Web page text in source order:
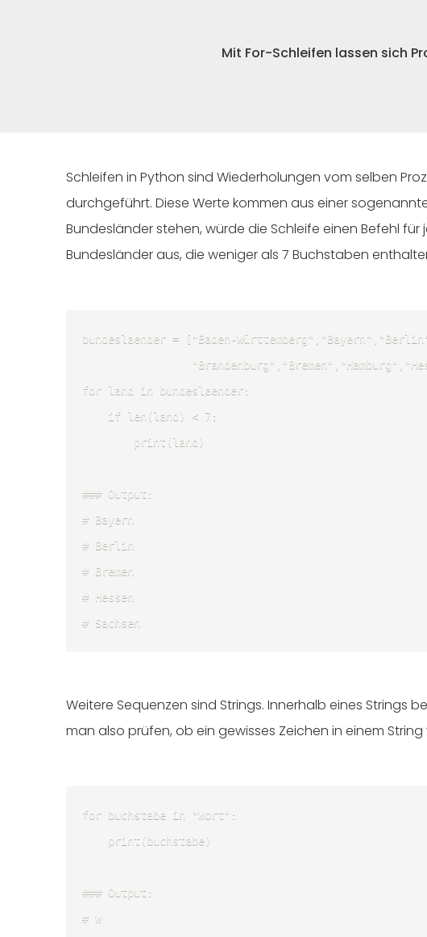
Mit For-Schleifen lassen sich
Schleifen in Python sind Wiederholungen vom selben
durchgeführt. Diese Werte kommen aus einer
Bundesländer stehen, würde die Schleife einen Befehl
Bundesländer aus, die weniger als 7 Buchstaben
bundeslaender = ["Baden-
for land in bundeslaender:
### Output:
# Bayern
# Berlin
# Bremen
# Hessen
# Sachsen
Weitere Sequenzen sind Strings. Innerhalb eines
man also prüfen, ob ein gewisses Zeichen in einem
for buchstabe in "Wort":
### Output:
# W